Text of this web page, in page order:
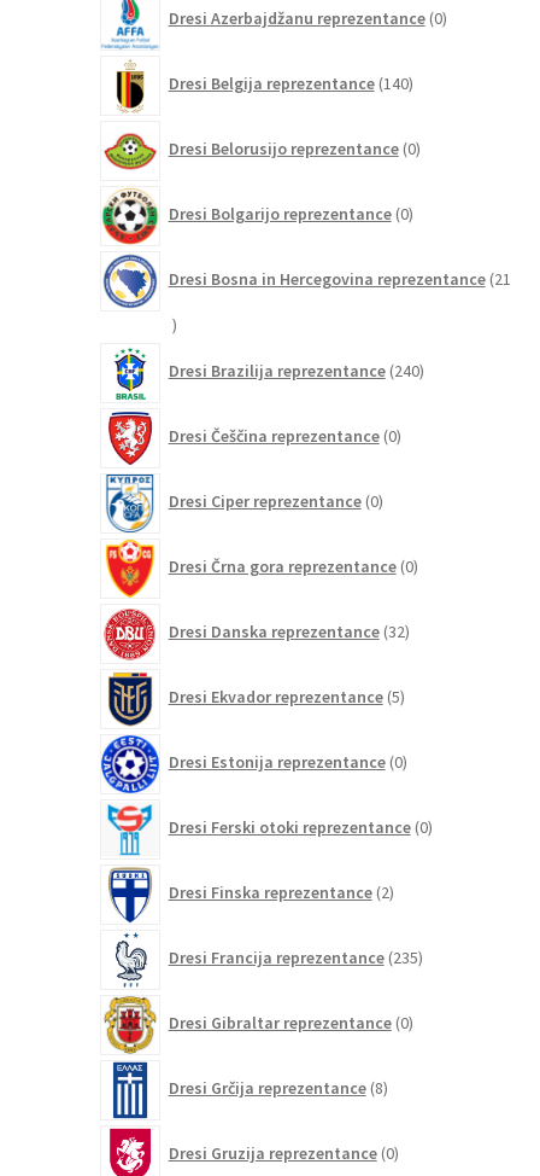
Dresi Azerbajdžanu reprezentance 0izdelkov
Dresi Belgija reprezentance 140izdelkov
Dresi Belorusijo reprezentance 0izdelkov
Dresi Bolgarijo reprezentance 0izdelkov
Dresi Bosna in Hercegovina reprezentance 21
21
Dresi Brazilija reprezentance 240izdelkov
Dresi Češčina reprezentance 0izdelkov
Dresi Ciper reprezentance 0izdelkov
Dresi Črna gora reprezentance 0izdelkov
Dresi Danska reprezentance 32izdelkov
Dresi Ekvador reprezentance 5izdelkov
Dresi Estonija reprezentance 0izdelkov
Dresi Ferski otoki reprezentance 0izdelkov
Dresi Finska reprezentance 2izdelka
Dresi Francija reprezentance 235izdelkov
Dresi Gibraltar reprezentance 0izdelkov
Dresi Grčija reprezentance 8izdelkov
Dresi Gruzija reprezentance 0izdelkov